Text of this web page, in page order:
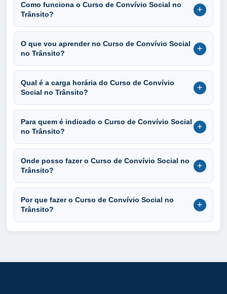
Como funciona o Curso de Convívio Social no
Trânsito?
+
O que vou aprender no Curso de Convívio Social
no Trânsito?
+
Qual é a carga horária do Curso de Convívio
Social no Trânsito?
+
Para quem é indicado o Curso de Convívio Social
no Trânsito?
+
Onde posso fazer o Curso de Convívio Social no
Trânsito?
+
Por que fazer o Curso de Convívio Social no
Trânsito?
+